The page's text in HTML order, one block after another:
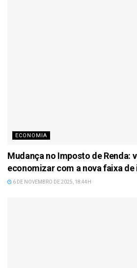
ECONOMIA
Mudança no Imposto de Renda:
economizar com a nova faixa de
6 DE NOVEMBRO DE 2025, 18:44H